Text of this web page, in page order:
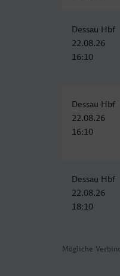
Mögliche
Dessau Hbf
22.08.26
16:10
Dessau Hbf
22.08.26
16:10
Dessau Hbf
22.08.26
18:10